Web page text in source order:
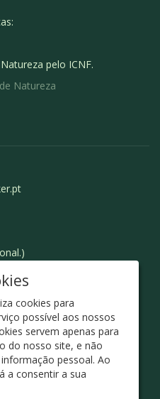
pelo ICNF.
cookies para
possível aos nossos
servem apenas para
do nosso site, e não
pessoal. Ao
a consentir a sua